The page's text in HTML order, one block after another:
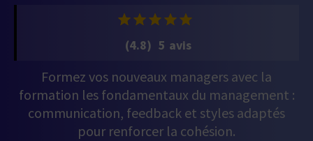
(4.8) 5 avis
Formez vos nouveaux managers avec la
formation les fondamentaux du management :
communication, feedback et styles adaptés
pour renforcer la cohésion.